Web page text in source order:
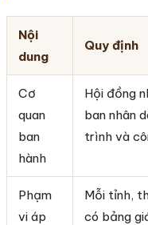
Nội
dung
Quy định
Cơ
quan
ban
hành
Hội đồng
ban nhân
trình và
Phạm
vi áp
Mỗi tỉnh,
có bảng